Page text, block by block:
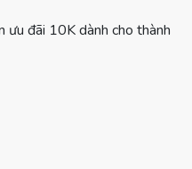
ưu đãi 10K dành cho thành